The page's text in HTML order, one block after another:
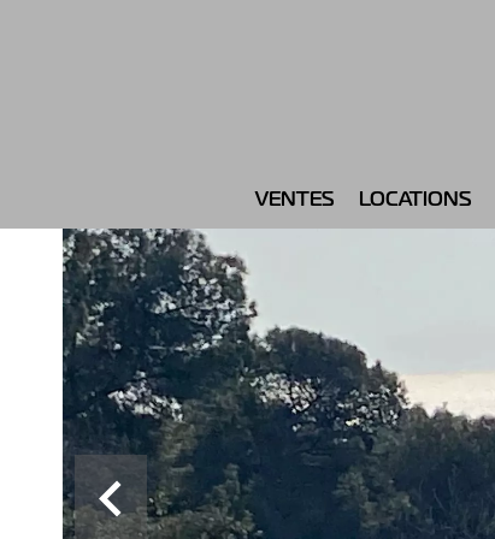
VENTES LOCATIONS